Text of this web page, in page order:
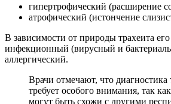
гипертрофический (расширение
атрофический (истончение
В зависимости от природы трахеита его
инфекционный (вирусный и
аллергический.
Врачи отмечают, что диагностика
требует особого внимания, так
могут быть схожи с другими